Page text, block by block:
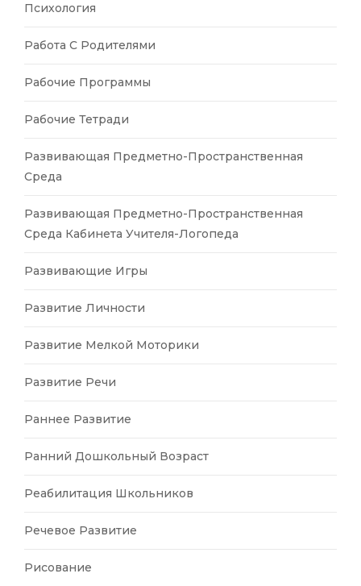
Психология
Работа С Родителями
Рабочие Программы
Рабочие Тетради
Развивающая Предметно-Пространственная
Среда
Развивающая Предметно-Пространственная
Среда Кабинета Учителя-Логопеда
Развивающие Игры
Развитие Личности
Развитие Мелкой Моторики
Развитие Речи
Раннее Развитие
Ранний Дошкольный Возраст
Реабилитация Школьников
Речевое Развитие
Рисование